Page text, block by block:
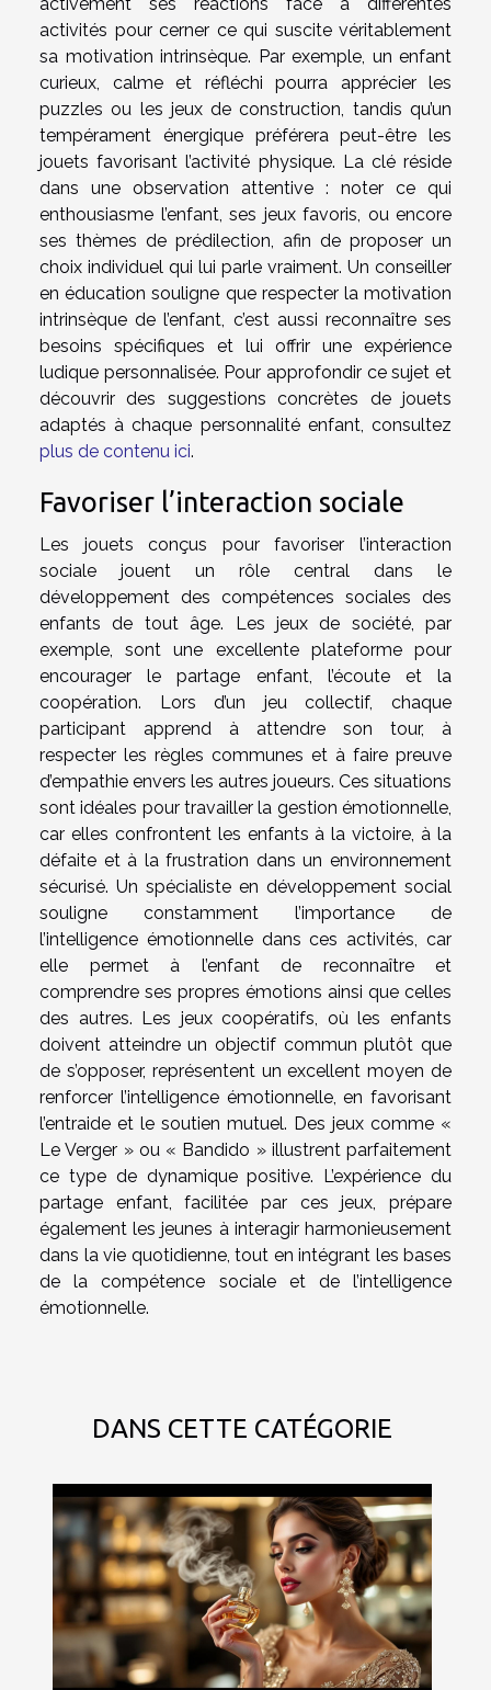
activités pour cerner ce qui suscite véritablement
sa motivation intrinsèque. Par exemple, un enfant
curieux, calme et réfléchi pourra apprécier les
puzzles ou les jeux de construction, tandis qu’un
tempérament énergique préférera peut-être les
jouets favorisant l’activité physique. La clé réside
dans une observation attentive : noter ce qui
enthousiasme l’enfant, ses jeux favoris, ou encore
ses thèmes de prédilection, afin de proposer un
choix individuel qui lui parle vraiment. Un conseiller
en éducation souligne que respecter la motivation
intrinsèque de l’enfant, c’est aussi reconnaître ses
besoins spécifiques et lui offrir une expérience
ludique personnalisée. Pour approfondir ce sujet et
découvrir des suggestions concrètes de jouets
adaptés à chaque personnalité enfant, consultez
plus de contenu ici.
Favoriser l’interaction sociale
Les jouets conçus pour favoriser l’interaction
sociale jouent un rôle central dans le
développement des compétences sociales des
enfants de tout âge. Les jeux de société, par
exemple, sont une excellente plateforme pour
encourager le partage enfant, l’écoute et la
coopération. Lors d’un jeu collectif, chaque
participant apprend à attendre son tour, à
respecter les règles communes et à faire preuve
d’empathie envers les autres joueurs. Ces situations
sont idéales pour travailler la gestion émotionnelle,
car elles confrontent les enfants à la victoire, à la
défaite et à la frustration dans un environnement
sécurisé. Un spécialiste en développement social
souligne constamment l’importance de
l’intelligence émotionnelle dans ces activités, car
elle permet à l’enfant de reconnaître et
comprendre ses propres émotions ainsi que celles
des autres. Les jeux coopératifs, où les enfants
doivent atteindre un objectif commun plutôt que
de s’opposer, représentent un excellent moyen de
renforcer l’intelligence émotionnelle, en favorisant
l’entraide et le soutien mutuel. Des jeux comme «
Le Verger » ou « Bandido » illustrent parfaitement
ce type de dynamique positive. L’expérience du
partage enfant, facilitée par ces jeux, prépare
également les jeunes à interagir harmonieusement
dans la vie quotidienne, tout en intégrant les bases
de la compétence sociale et de l’intelligence
émotionnelle.
DANS CETTE CATÉGORIE